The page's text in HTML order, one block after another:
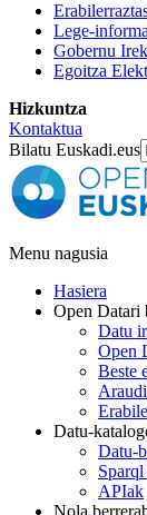
Lege-
Gobernu
Egoitza
Hizkuntza
Kontaktua
Bilatu Euskadi.eus
Menu nagusia
Hasiera
Open Datari
Datu
Open
Beste
Datu-
Datu-
Sparql
APIak
Nola